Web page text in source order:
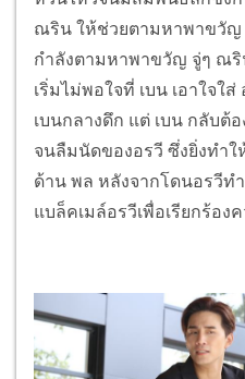
ณริน ให้ช่วยตามหาพาขวัญ
กำลังตามหาพาขวัญ จู่ๆ ณริ
เริ่มไม่พอใจที่ เบน เอาใจใ
เบนกลางดึก แต่ เบน กลับ
จนลืมนัดของอรวี ซึ่งยิ่งทำใ
ด้าน พล หลังจากโดนอรวีท
แบล็คเมล์อรวีเพื่อเรียกร้อง